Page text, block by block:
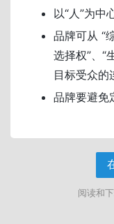
以“人”为中
品牌可从 “
选择权”、“
目标受众的
品牌要避免
阅读和